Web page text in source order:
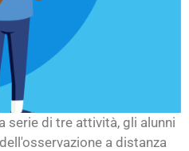
serie di tre attività, gli alunni
a distanza